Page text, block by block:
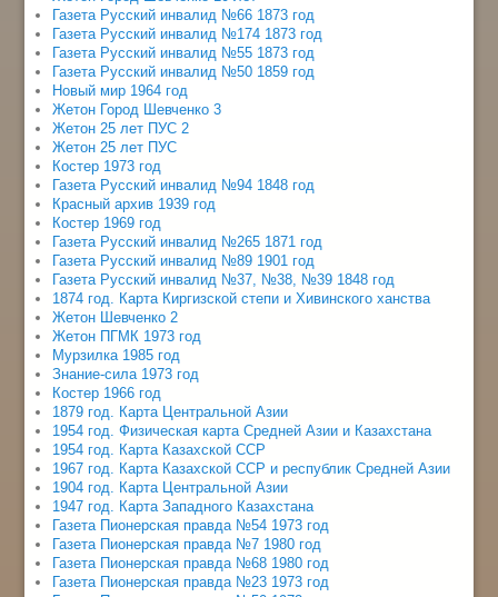
Газета Русский инвалид №66 1873 год
Газета Русский инвалид №174 1873 год
Газета Русский инвалид №55 1873 год
Газета Русский инвалид №50 1859 год
Новый мир 1964 год
Жетон Город Шевченко 3
Жетон 25 лет ПУС 2
Жетон 25 лет ПУС
Костер 1973 год
Газета Русский инвалид №94 1848 год
Красный архив 1939 год
Костер 1969 год
Газета Русский инвалид №265 1871 год
Газета Русский инвалид №89 1901 год
Газета Русский инвалид №37, №38, №39 1848 год
1874 год. Карта Киргизской степи и Хивинского ханства
Жетон Шевченко 2
Жетон ПГМК 1973 год
Мурзилка 1985 год
Знание-сила 1973 год
Костер 1966 год
1879 год. Карта Центральной Азии
1954 год. Физическая карта Средней Азии и Казахстана
1954 год. Карта Казахской ССР
1967 год. Карта Казахской ССР и республик Средней Азии
1904 год. Карта Центральной Азии
1947 год. Карта Западного Казахстана
Газета Пионерская правда №54 1973 год
Газета Пионерская правда №7 1980 год
Газета Пионерская правда №68 1980 год
Газета Пионерская правда №23 1973 год